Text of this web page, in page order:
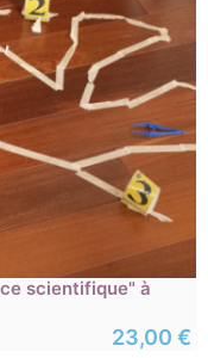
scientifique" à
23,00 €